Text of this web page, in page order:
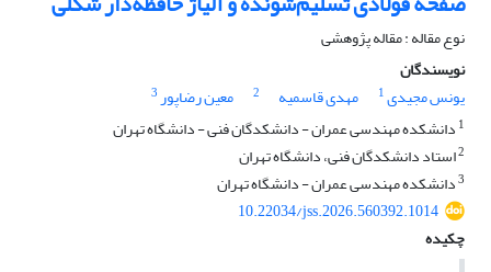
نوع مقاله : مقاله پژوهشی
نویسندگان
یونس مجیدی1 مهدی قاسمیه 2 معین رضاپور3
1 دانشکده مهندسی عمران - دانشکدگان فنی - دانشگاه تهران
2استاد دانشکدگان فنی، دانشگاه تهران
3دانشکده مهندسی عمران - دانشگاه تهران
10.22034/jss.2026.560392.1014
چکیده